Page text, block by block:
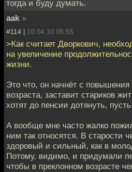
тогда и буду думать.
aak »
#114 | 10.04.10 05:55
>Как считает Дворкович,
на увеличение
жизни.
Это что, он начнёт с повышения
возраста, заставит стариков
хотят до пенсии дотянуть,
А вообще мне часто жалко
ним так относятся. В старости
здоровый и сильный, как в
Потому, видимо, и придумали
чтобы в преклонном возрасте